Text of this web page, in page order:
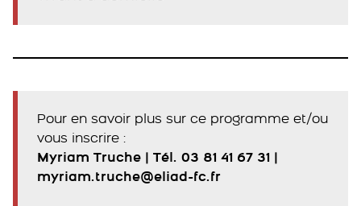
Pour en savoir plus sur ce programme et/ou
vous inscrire :
Myriam Truche | Tél. 03 81 41 67 31 |
myriam.truche@eliad-fc.fr